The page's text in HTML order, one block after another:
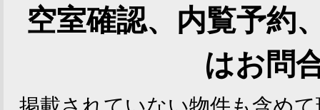
空室確認、内覧予約
はお問